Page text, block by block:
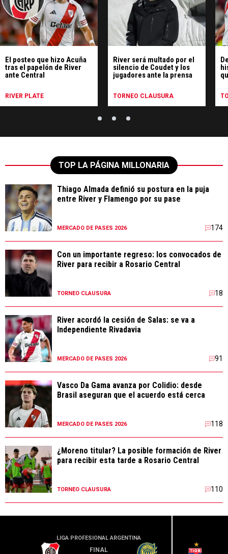
El posteo que hizo Acuña
tras el papelón de River
ante Central
RIVER PLATE
River será multado por el
silencio de Coudet y los
jugadores ante la prensa
TORNEO CLAUSURA
TOP LA PÁGINA MILLONARIA
Thiago Almada definió su postura en la puja
entre River y Flamengo por su pase
MERCADO DE PASES 2026 174
Con un importante regreso: los convocados de
River para recibir a Rosario Central
TORNEO CLAUSURA 18
River acordó la cesión de Salas: se va a
Independiente Rivadavia
MERCADO DE PASES 2026 91
Vasco Da Gama avanza por Colidio: desde
Brasil aseguran que el acuerdo está cerca
MERCADO DE PASES 2026 118
¿Moreno titular? La posible formación de River
para recibir esta tarde a Rosario Central
TORNEO CLAUSURA 110
LIGA PROFESIONAL ARGENTINA
FINAL